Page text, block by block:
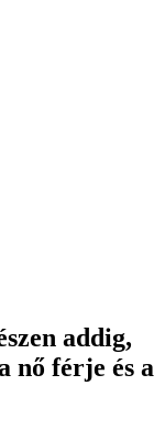
addig,
nő férje és a